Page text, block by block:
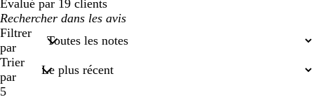
Évalué par 19 clients
Mes
recherches
saisies
Filtrer
par
Trier
par
5